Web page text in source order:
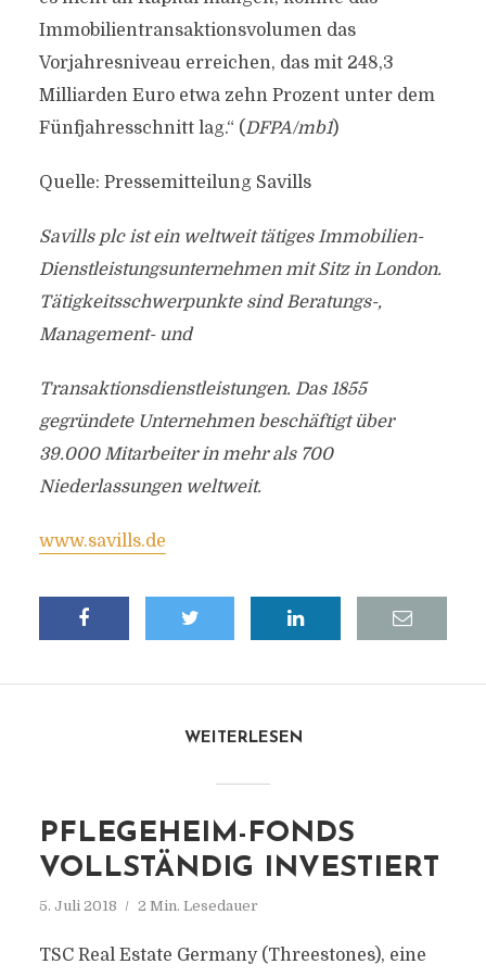
Immobilientransaktionsvolumen das
Vorjahresniveau erreichen, das mit 248,3
Milliarden Euro etwa zehn Prozent unter dem
Fünfjahresschnitt lag.“ (DFPA/mb1)
Quelle: Pressemitteilung Savills
Savills plc ist ein weltweit tätiges Immobilien-
Dienstleistungsunternehmen mit Sitz in London.
Tätigkeitsschwerpunkte sind Beratungs-,
Management- und
Transaktionsdienstleistungen. Das 1855
gegründete Unternehmen beschäftigt über
39.000 Mitarbeiter in mehr als 700
Niederlassungen weltweit.
www.savills.de
WEITERLESEN
PFLEGEHEIM-FONDS
VOLLSTÄNDIG INVESTIERT
5. Juli 2018 2 Min. Lesedauer
TSC Real Estate Germany (Threestones), eine